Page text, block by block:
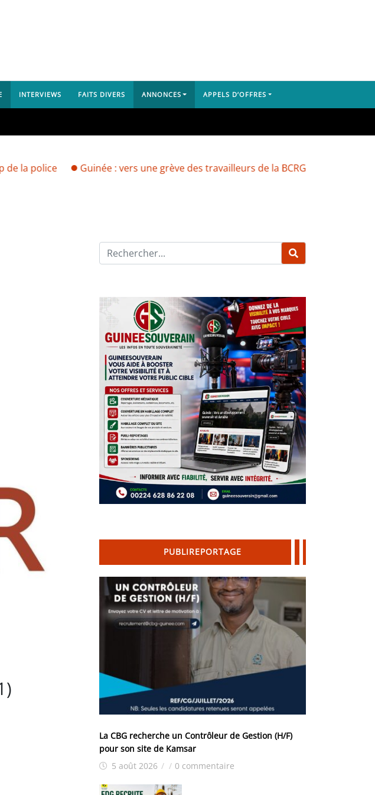
INTERVIEWS FAITS DIVERS ANNONCES APPELS D’OFFRES
Guinée : vers une grève des travailleurs de la BCRG Dubréka : un
PUBLIREPORTAGE
La CBG recherche un Contrôleur de Gestion (H/F)
pour son site de Kamsar
5 août 2026 / / 0 commentaire